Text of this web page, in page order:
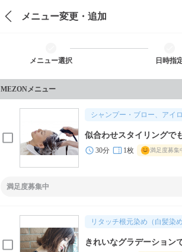
メニュー変更・追加
メニュー選択 日時指
MEZONメニュー
シャンプー・ブロー、アイ
似合わせスタイリングで
30分 1枚 満足度募集
満足度募集中
リタッチ根元染め（白髪染め
きれいなグラデーション